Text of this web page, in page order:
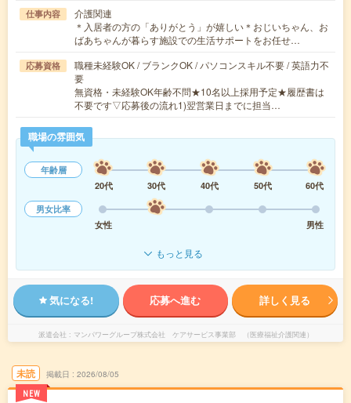
仕事内容
介護関連
＊入居者の方の「ありがとう」が嬉しい＊おじいちゃん、お
ばあちゃんが暮らす施設での生活サポートをお任せ…
応募資格
職種未経験OK / ブランクOK / パソコンスキル不要 / 英語力不
要
無資格・未経験OK年齢不問★10名以上採用予定★履歴書は
不要です▽応募後の流れ1)翌営業日までに担当…
職場の雰囲気
年齢層
20代
30代 40代 50代
60代
男女比率
女性
男性
もっと見る
気になる! 応募へ進む 詳しく見る
派遣会社 マンパワーグループ株式会社 ケアサービス事業部 （医療福祉介護関連）
未読
NEW
掲載日 2026/08/05